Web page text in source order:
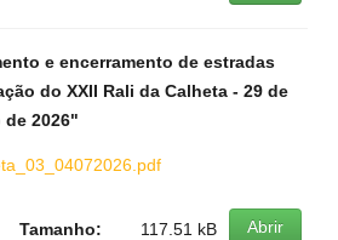
e encerramento de estradas
do XXII Rali da Calheta - 29 de
2026"
Abrir
Tamanho: 117.51 kB